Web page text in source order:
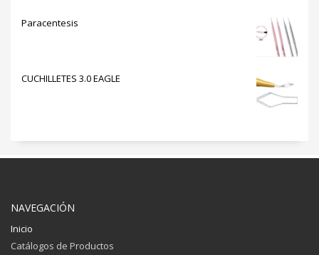
Paracentesis
CUCHILLETES 3.0 EAGLE
NAVEGACIÓN
Inicio
Catálogos de Productos